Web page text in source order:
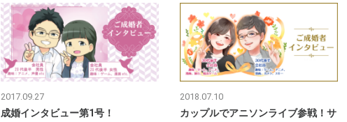
2017.09.27
成婚インタビュー第1号！
2018.07.10
カップルでアニソンライブ参戦！サ